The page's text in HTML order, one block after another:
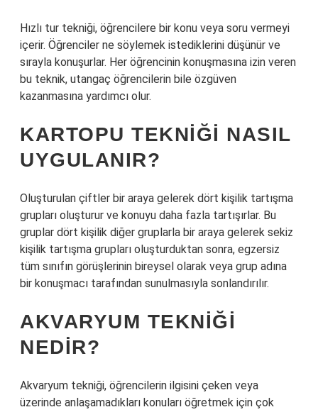
Hızlı tur tekniği, öğrencilere bir konu veya soru vermeyi
içerir. Öğrenciler ne söylemek istediklerini düşünür ve
sırayla konuşurlar. Her öğrencinin konuşmasına izin veren
bu teknik, utangaç öğrencilerin bile özgüven
kazanmasına yardımcı olur.
KARTOPU TEKNIĞI NASIL
UYGULANIR?
Oluşturulan çiftler bir araya gelerek dört kişilik tartışma
grupları oluşturur ve konuyu daha fazla tartışırlar. Bu
gruplar dört kişilik diğer gruplarla bir araya gelerek sekiz
kişilik tartışma grupları oluşturduktan sonra, egzersiz
tüm sınıfın görüşlerinin bireysel olarak veya grup adına
bir konuşmacı tarafından sunulmasıyla sonlandırılır.
AKVARYUM TEKNIĞI
NEDIR?
Akvaryum tekniği, öğrencilerin ilgisini çeken veya
üzerinde anlaşamadıkları konuları öğretmek için çok